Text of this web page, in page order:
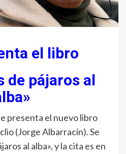
el libro
de pájaros al
presenta el nuevo libro
(Jorge Albarracín). Se
al alba», y la cita es en